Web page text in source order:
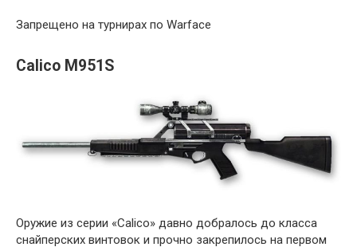
Запрещено на турнирах по Warface
Calico M951S
Оружие из серии «Calico» давно добралось до класса
снайперских винтовок и прочно закрепилось на первом